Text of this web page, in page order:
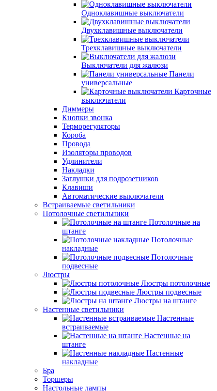
Одноклавишные выключатели
Двухклавишные выключатели
Трехклавишные выключатели
Выключатели для жалюзи
Панели
универсальные
Карточные
выключатели
Диммеры
Кнопки звонка
Терморегуляторы
Короба
Провода
Изоляторы проводов
Удлинители
Накладки
Заглушки для подрозетников
Клавиши
Автоматические выключатели
Встраиваемые светильники
Потолочные светильники
Потолочные на
штанге
Потолочные
накладные
Потолочные
подвесные
Люстры
Люстры потолочные
Люстры подвесные
Люстры на штанге
Настенные светильники
Настенные
встраиваемые
Настенные на
штанге
Настенные
накладные
Бра
Торшеры
Настольные лампы